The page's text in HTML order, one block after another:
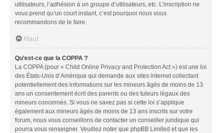
utilisateurs, l’adhésion à un groupe d’utilisateurs, etc. L’inscription ne
vous prend qu’un court instant, c’est pourquoi nous vous
recommandons de le faire.
Haut
Qu’est-ce que la COPPA ?
La COPPA (pour « Child Online Privacy and Protection Act ») est une loi
des États-Unis d’Amérique qui demande aux sites internet collectant
potentiellement des informations sur les mineurs âgés de moins de 13
ans un consentement écrit des parents ou des tuteurs légaux des
mineurs concernés. Si vous ne savez pas si cette loi s’applique
également aux mineurs âgés de moins de 13 ans inscrits sur votre
forum, nous vous conseillons de contacter un conseiller juridique qui
pourra vous renseigner. Veuillez noter que phpBB Limited et que les